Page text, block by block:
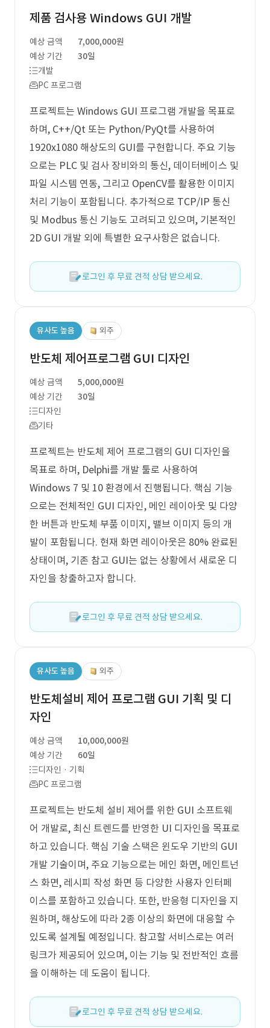
제품 검사용 Windows GUI 개발
예상 금액
7,000,000원
예상 기간
30일
개발
PC 프로그램
프로젝트는 Windows GUI 프로그램 개발을 목표로
하며, C++/Qt 또는 Python/PyQt를 사용하여
1920x1080 해상도의 GUI를 구현합니다. 주요 기능
으로는 PLC 및 검사 장비와의 통신, 데이터베이스 및
파일 시스템 연동, 그리고 OpenCV를 활용한 이미지
처리 기능이 포함됩니다. 추가적으로 TCP/IP 통신
및 Modbus 통신 기능도 고려되고 있으며, 기본적인
2D GUI 개발 외에 특별한 요구사항은 없습니다.
로그인 후 무료 견적 상담 받으세요.
유사도 높음 외주
반도체 제어프로그램 GUI 디자인
예상 금액
5,000,000원
예상 기간
30일
디자인
기타
프로젝트는 반도체 제어 프로그램의 GUI 디자인을
목표로 하며, Delphi를 개발 툴로 사용하여
Windows 7 및 10 환경에서 진행됩니다. 핵심 기능
으로는 전체적인 GUI 디자인, 메인 레이아웃 및 다양
한 버튼과 반도체 부품 이미지, 밸브 이미지 등의 개
발이 포함됩니다. 현재 화면 레이아웃은 80% 완료된
상태이며, 기존 참고 GUI는 없는 상황에서 새로운 디
자인을 창출하고자 합니다.
로그인 후 무료 견적 상담 받으세요.
유사도 높음 외주
반도체설비 제어 프로그램 GUI 기획 및 디
자인
예상 금액
10,000,000원
예상 기간
60일
디자인 · 기획
PC 프로그램
프로젝트는 반도체 설비 제어를 위한 GUI 소프트웨
어 개발로, 최신 트렌드를 반영한 UI 디자인을 목표로
하고 있습니다. 핵심 기술 스택은 윈도우 기반의 GUI
개발 기술이며, 주요 기능으로는 메인 화면, 메인트넌
스 화면, 레시피 작성 화면 등 다양한 사용자 인터페
이스를 포함하고 있습니다. 또한, 반응형 디자인을 지
원하며, 해상도에 따라 2종 이상의 화면에 대응할 수
있도록 설계될 예정입니다. 참고할 서비스로는 여러
링크가 제공되어 있으며, 이는 기능 및 전반적인 흐름
을 이해하는 데 도움이 됩니다.
로그인 후 무료 견적 상담 받으세요.